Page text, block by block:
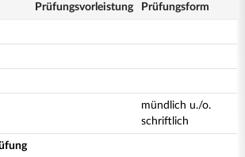
Prüfungsvorleistung Prüfungsform
mündlich u./o.
schriftlich